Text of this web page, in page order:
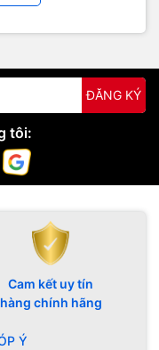
ĐĂNG KÝ
tôi:
Cam kết uy tín
hàng chính hãng
Ý